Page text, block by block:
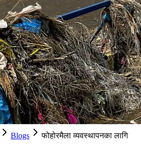
Blogs
फोहोरमैला व्यवस्थापनका लागि